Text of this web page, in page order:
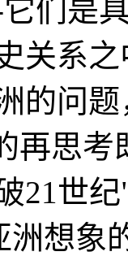
们是
关系
的问
再思考
21世
洲想象